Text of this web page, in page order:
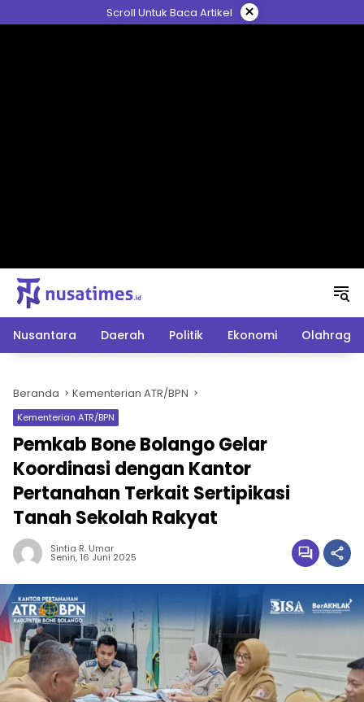
ke
Scroll Untuk Baca Artikel ×
Nusantara Daerah Politik Ekonomi Olahraga
Beranda Kementerian ATR/BPN
Kementerian ATR/BPN
Pemkab Bone Bolango Gelar
Koordinasi dengan Kantor
Pertanahan Terkait Sertipikasi
Tanah Sekolah Rakyat
Sintia R. Umar
Senin, 16 Juni 2025